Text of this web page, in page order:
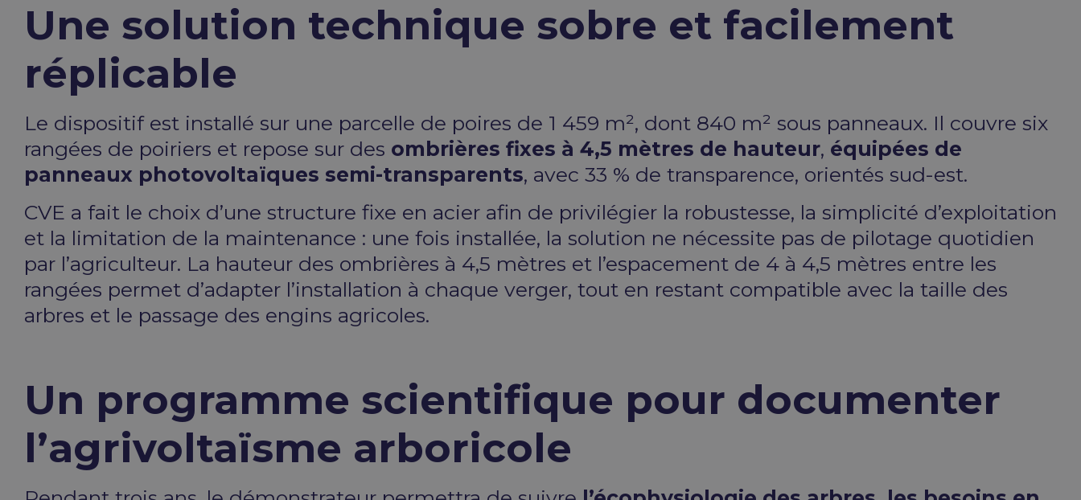
Une solution technique sobre et facilement
réplicable
Le dispositif est installé sur une parcelle de poires de 1 459 m², dont 840 m² sous panneaux. Il couvre six
rangées de poiriers et repose sur des ombrières fixes à 4,5 mètres de hauteur, équipées de
panneaux photovoltaïques semi-transparents, avec 33 % de transparence, orientés sud-est.
CVE a fait le choix d’une structure fixe en acier afin de privilégier la robustesse, la simplicité d’exploitation
et la limitation de la maintenance : une fois installée, la solution ne nécessite pas de pilotage quotidien
par l’agriculteur. La hauteur des ombrières à 4,5 mètres et l’espacement de 4 à 4,5 mètres entre les
rangées permet d’adapter l’installation à chaque verger, tout en restant compatible avec la taille des
arbres et le passage des engins agricoles.
Un programme scientifique pour documenter
l’agrivoltaïsme arboricole